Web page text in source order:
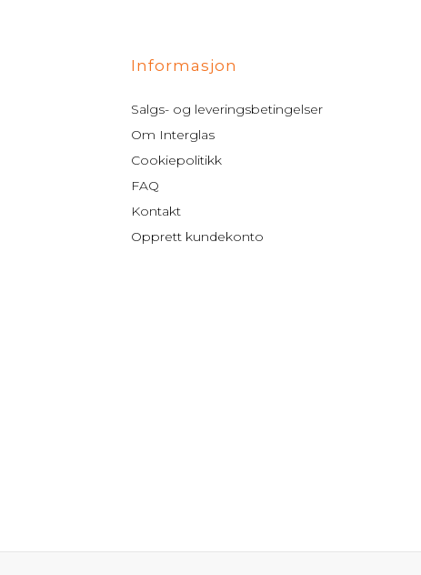
Informasjon
Salgs- og leveringsbetingelser
Om Interglas
Cookiepolitikk
FAQ
Kontakt
Opprett kundekonto